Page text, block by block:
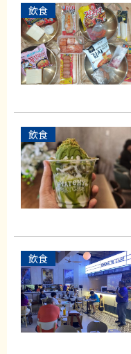
飲食
飲食
飲食